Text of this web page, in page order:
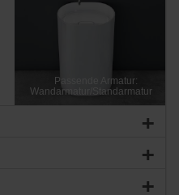
Passende Armatur:
Wandarmatur/Standarmatur